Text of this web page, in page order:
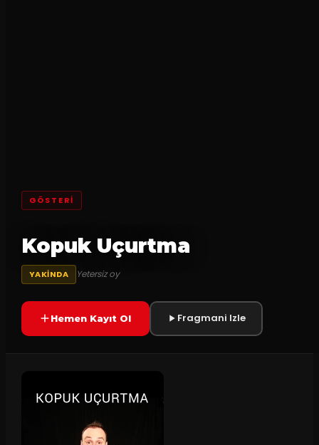
GÖSTERI
Kopuk Uçurtma
YAKINDA Yetersiz oy
Hemen Kayıt Ol Fragmani Izle